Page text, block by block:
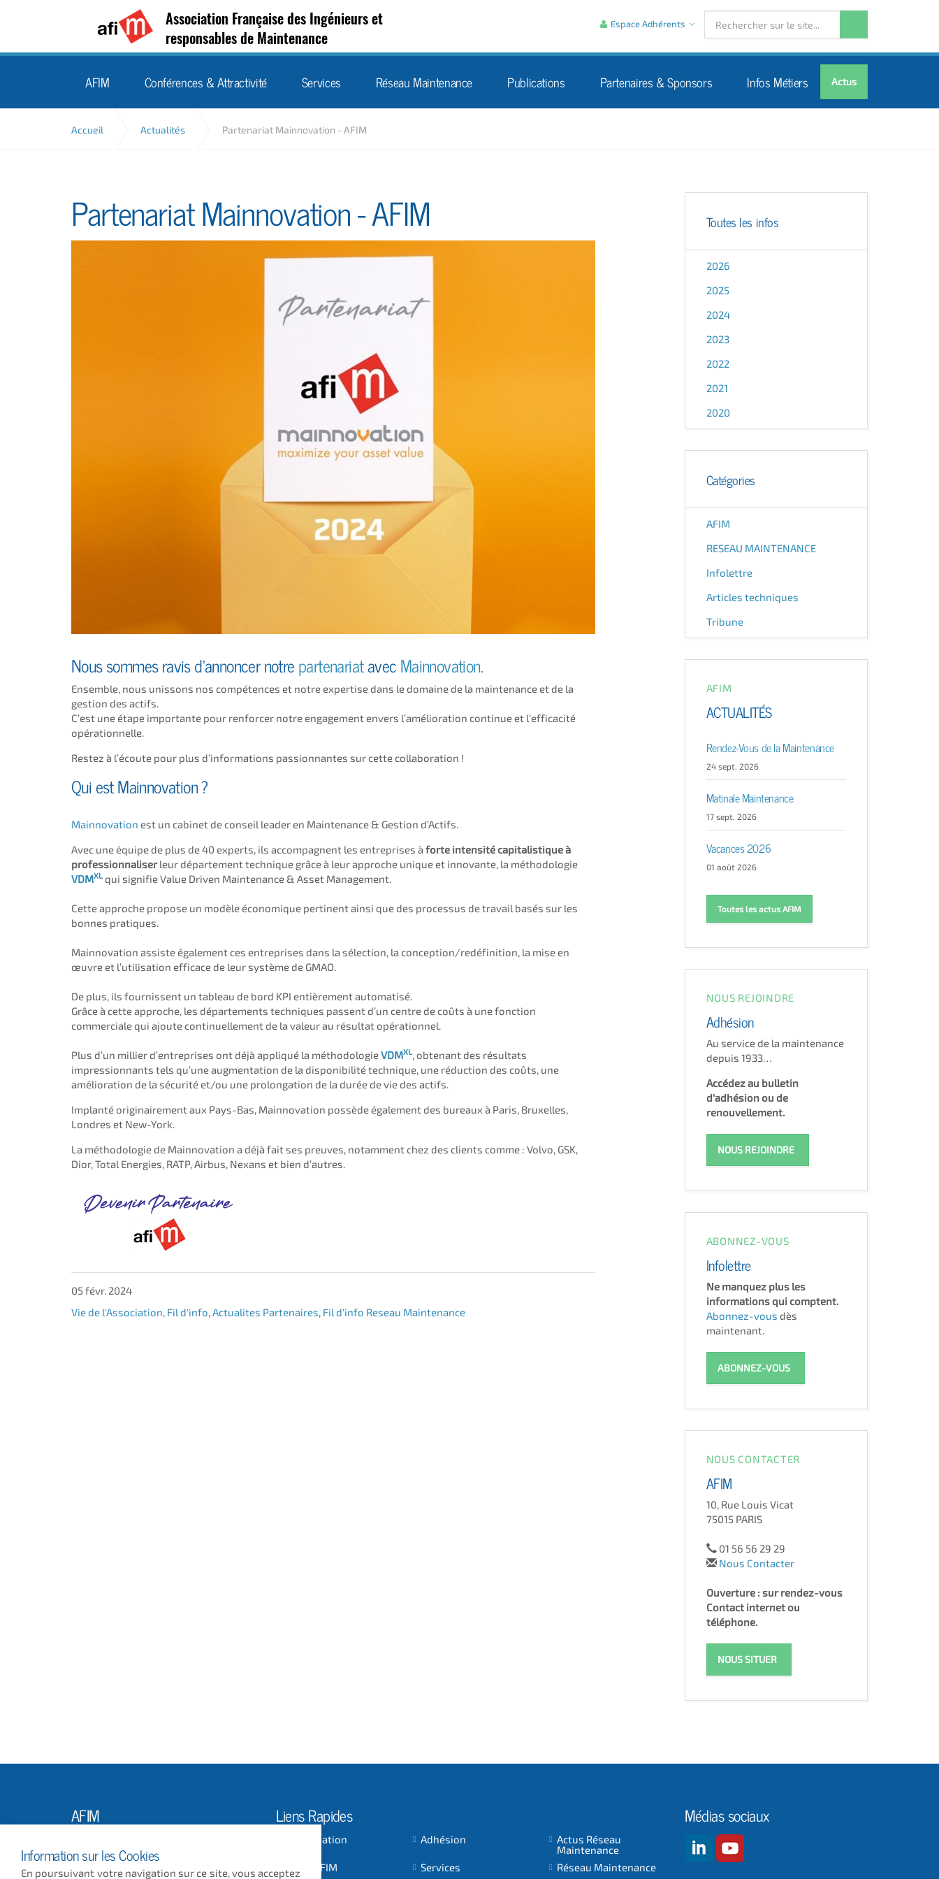
Association Française des Ingénieurs et
responsables de Maintenance
Actus
AFIM Conférences & Attractivité Services Réseau Maintenance Publications Partenaires & Sponsors Infos Métiers
Espace Adhérents
Accueil Actualités Partenariat Mainnovation - AFIM
Partenariat Mainnovation - AFIM
Nous sommes ravis d’annoncer notre partenariatavec Mainnovation
Ensemble, nous unissons nos compétences et notre expertise dans le domaine de la maintenance et de la
gestion des actifs.
C’est une étape importante pour renforcer notre engagement envers l’amélioration continue et l’efficacité
opérationnelle.
Restez à l’écoute pour plus d’informations passionnantes sur cette collaboration !
Qui est Mainnovation ?
Mainnovation est un cabinet de conseil leader en Maintenance & Gestion d’Actifs.
Avec une équipe de plus de 40 experts, ils accompagnent les entreprises à forte intensité capitalistique à
professionnaliserleur département technique grâce à leurapproche unique et innovante, la méthodologie
VDMXL qui signifie Value Driven Maintenance & Asset Management
Cette approche propose un modèle économique pertinent ainsi que des processus de travail basés sur les
bonnes pratiques.
Mainnovation assiste également ces entreprises dans la sélection, la conception/redéfinition, la mise en
œuvre et l’utilisation efficace de leur système de GMAO.
De plus, ils fournissent un tableau de bord KPI entièrement automatisé.
Grâce à cette approche, les départements techniques passent d’un centre de coûts à une fonction
commerciale qui ajoute continuellement de la valeur au résultat opérationnel.
Plus d’un millier d’entreprises ont déjà appliqué la méthodologieVDMXL , obtenant des résultats
impressionnants tels qu’une augmentation de la disponibilité technique, une réduction des coûts, une
amélioration de la sécurité et/ou une prolongation de la durée de vie des actifs.
Implanté originairement aux Pays-Bas, Mainnovation possède également des bureaux à Paris, Bruxelles,
Londres et New-York.
La méthodologie de Mainnovation a déjà fait ses preuves, notamment chez des clients comme : Volvo, GSK,
Dior, Total Energies, RATP, Airbus, Nexans et bien d’autres.
05 févr. 2024
Vie de l'Association Fil d'info Actualites Partenaires Fil d'info Reseau Maintenance
Toutes les infos
2026
2025
2024
2023
2022
2021
2020
Catégories
AFIM
RESEAU MAINTENANCE
Infolettre
Articles techniques
Tribune
AFIM
ACTUALITÉS
Rendez-Vous de la Maintenance
24 sept. 2026
Matinale Maintenance
17 sept. 2026
Vacances 2026
01 août 2026
Toutes les actus AFIM
NOUS REJOINDRE
Adhésion
Au service de la maintenance
depuis 1933…
Accédez au bulletin
d'adhésion ou de
renouvellement.
NOUS REJOINDRE
ABONNEZ-VOUS
Infolettre
Ne manquez plus les
informations qui comptent.
Abonnez-vous dès
maintenant.
ABONNEZ-VOUS
NOUS CONTACTER
AFIM
10, Rue Louis Vicat
75015 PARIS
01 56 56 29 29
Nous Contacter
Ouverture : sur rendez-vous
Contact internet ou
téléphone.
NOUS SITUER
AFIM
75015 PARIS
Liens Rapides
L'Association Adhésion
Actus Réseau
Maintenance
Actus AFIM
Services
Réseau Maintenance
Médias sociaux
Information sur les Cookies
En poursuivant votre navigation sur ce site, vous acceptez